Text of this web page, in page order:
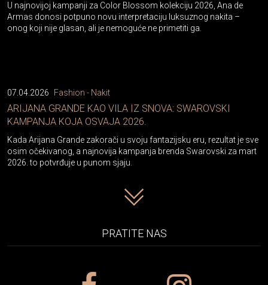
U najnovijoj kampanji za Color Blossom kolekciju 2026, Ana de
Armas donosi potpuno novu interpretaciju luksuznog nakita –
onog koji nije glasan, ali je nemoguće ne primetiti ga.
07.04.2026 Fashion - Nakit
ARIJANA GRANDE KAO VILA IZ SNOVA: SWAROVSKI
KAMPANJA KOJA OSVAJA 2026.
Kada Arijana Grande zakorači u svoju fantazijsku eru, rezultat je sve
osim očekivanog, a najnovija kampanja brenda Swarovski za mart
2026. to potvrđuje u punom sjaju.
PRATITE NAS